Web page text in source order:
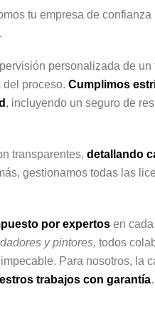
tu empresa de
personalizada de un
proceso. Cumplimos
, incluyendo un seguro de
transparentes, detallando
gestionamos todas las
por expertosen
y pintores, todos
Para nosotros, la
trabajos con garantía.